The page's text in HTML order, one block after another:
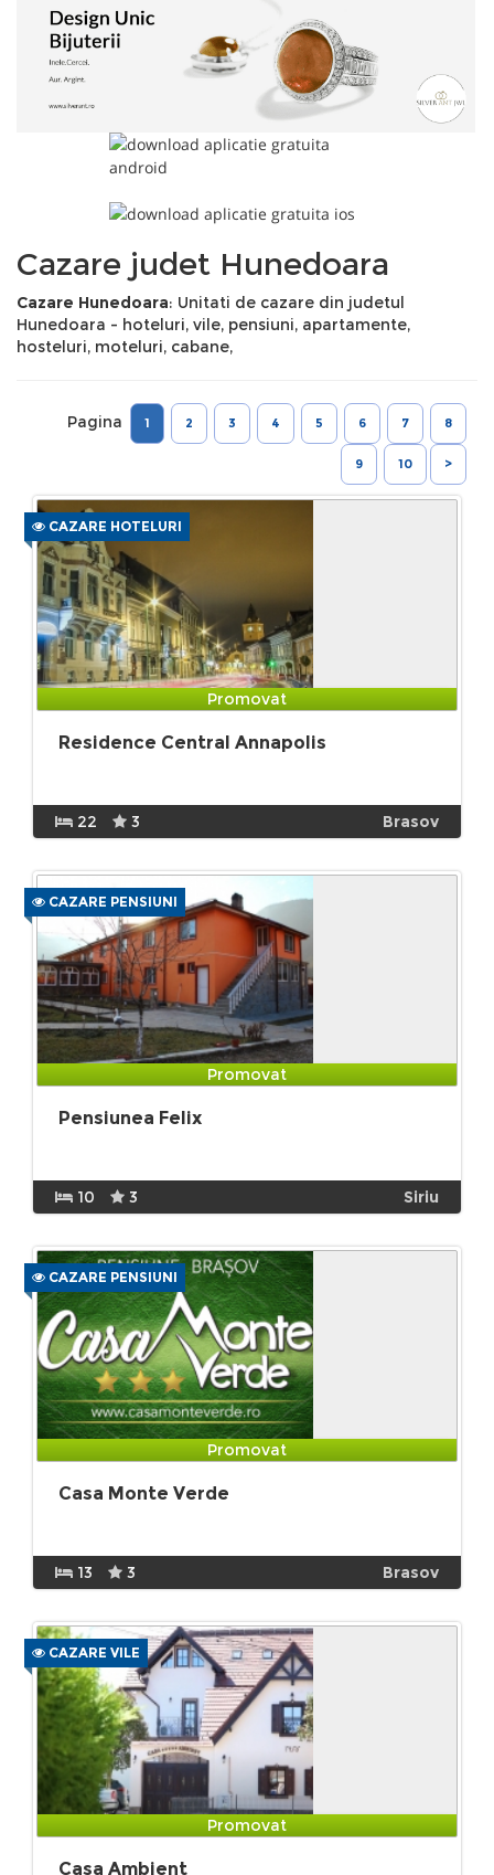
Cazare judet Hunedoara
Cazare Hunedoara: Unitati de cazare din judetul
Hunedoara - hoteluri, vile, pensiuni, apartamente,
hosteluri, moteluri, cabane,
Pagina 1 2 3 4 5 6 7 8
9 10 >
CAZARE HOTELURI
Promovat
Residence Central Annapolis
22 3 Brasov
CAZARE PENSIUNI
Promovat
Pensiunea Felix
10 3 Siriu
CAZARE PENSIUNI
Promovat
Casa Monte Verde
13 3 Brasov
CAZARE VILE
Promovat
Casa Ambient